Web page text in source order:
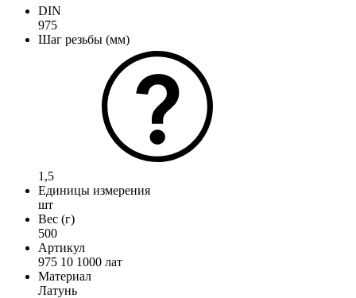
DIN
975
Шаг резьбы (мм)
1,5
Единицы измерения
шт
Вес (г)
500
Артикул
975 10 1000 лат
Материал
Латунь